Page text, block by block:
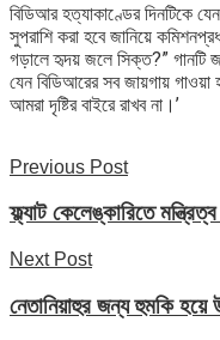
বিডিআর হত্যাকাণ্ডের দিনটিকে
সুপরাশি করা হবে জানিয়ে
গড়ালে হৃদয় জলে সিক্ত?” গানটি
যেন বিডিআরের সব জায়গায়
আমরা দৃষ্টির বাইরে রাখব না।’
Previous Post
ফ্ল্যাট কেলেঙ্কারিতে
Next Post
নেতানিয়াহুর জন্য হুমকি